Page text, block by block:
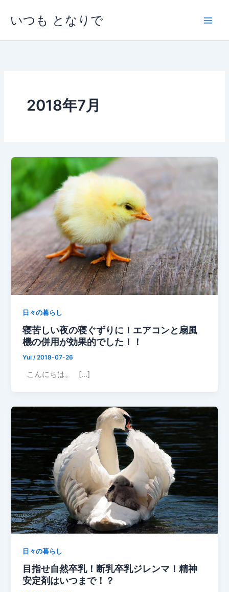
ス
いつも となりで
2018年7月
日々の暮らし
寝苦しい夜の寝ぐずりに！エアコンと扇風
機の併用が効果的でした！！
Yui/2018-07-26
こんにちは。 […]
日々の暮らし
目指せ自然卒乳！断乳卒乳ジレンマ！精神
安定剤はいつまで！？